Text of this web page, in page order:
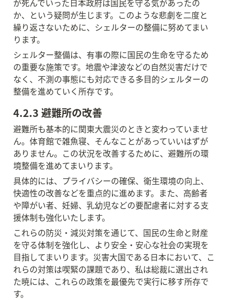
が死んでいった日本政府は国民を守る気があったの
か、という疑問が生じます。このような悲劇を二度と
繰り返さないために、シェルターの整備に努めてまい
ります。
シェルター整備は、有事の際に国民の生命を守るため
の重要な施策です。地震や津波などの自然災害だけで
なく、不測の事態にも対応できる多目的シェルターの
整備を進めていく所存です。
4.2.3 避難所の改善
避難所も基本的に関東大震災のときと変わっていませ
ん。体育館で雑魚寝、そんなことがあっていいはずが
ありません。この状況を改善するために、避難所の環
境整備を進めてまいります。
具体的には、プライバシーの確保、衛生環境の向上、
快適性の改善などを重点的に進めます。また、高齢者
や障がい者、妊婦、乳幼児などの要配慮者に対する支
援体制も強化いたします。
これらの防災・減災対策を通じて、国民の生命と財産
を守る体制を強化し、より安全・安心な社会の実現を
目指してまいります。災害大国である日本において、こ
れらの対策は喫緊の課題であり、私は総裁に選出され
た暁には、これらの政策を最優先で実行に移す所存で
す。